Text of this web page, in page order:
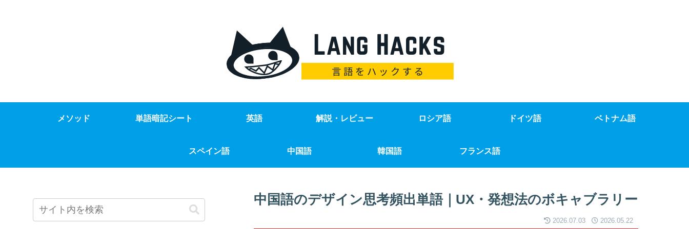
メソッド 単語暗記シート 英語 解説・レビュー ロシア語 ドイツ語 ベトナム語
スペイン語 中国語 韓国語 フランス語
中国語のデザイン思考頻出単語｜UX・発想法のボキャブラリー
2026.07.03 2026.05.22